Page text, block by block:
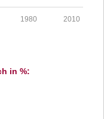
2010
1980
in %: